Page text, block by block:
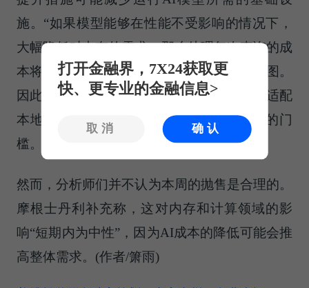
施。“如果模型能够在性能不受影响的情况下，
大幅降低对内存的需求，那么处理每次查询的成
本将显著下降，从而使AI的部署更加有利可图。
因此，原本需要云集群运行的模型现在可以适配
本地硬件，这实际上降低了大规模部署AI的门
槛。”摩根士丹利分析师称。
然而，分析师们并不认为本周的抛售是合理的。
摩根士丹利补充称，这对内存和计算领域的影
响“短期内为中性”，因为AI成本的降低可能会推
高整体需求。(作者/箫雨)
打开金融界，7X24获取更
快、更专业的金融信息>
取消 确认